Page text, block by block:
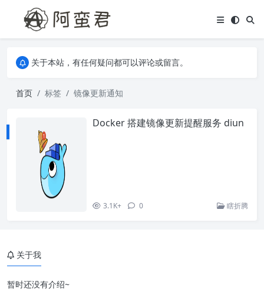
关于本站，有任何疑问都可以评论或留言。
关于本站，有任何疑问都可以评论或留言。
首页
标签 镜像更新通知
Docker 搭建镜像更新提醒服务 diun
3.1K+ 0 瞎折腾
关于我
暂时还没有介绍~